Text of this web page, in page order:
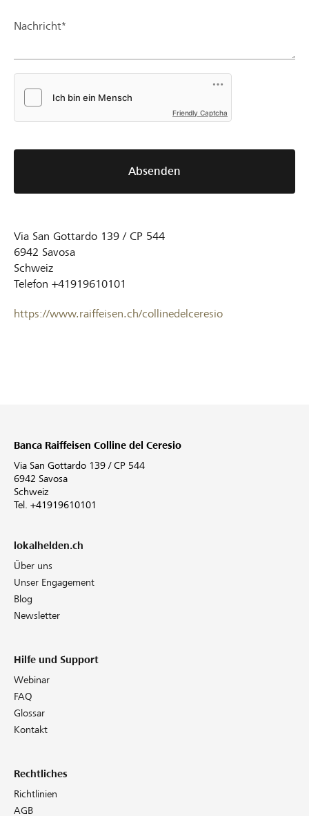
Nachricht*
Friendly Captcha
Absenden
Via San Gottardo 139 / CP 544
6942 Savosa
Schweiz
Telefon +41919610101
https://www.raiffeisen.ch/collinedelceresio
Banca Raiffeisen Colline del Ceresio
Via San Gottardo 139 / CP 544
6942 Savosa
Schweiz
Tel. +41919610101
lokalhelden.ch
Über uns
Unser Engagement
Blog
Newsletter
Hilfe und Support
Webinar
FAQ
Glossar
Kontakt
Rechtliches
Richtlinien
AGB